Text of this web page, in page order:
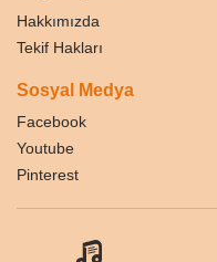
Hakkımızda
Tekif Hakları
Sosyal Medya
Facebook
Youtube
Pinterest